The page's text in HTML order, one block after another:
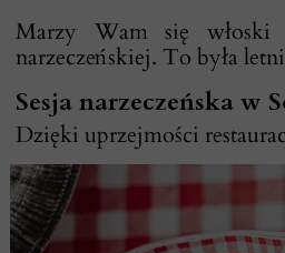
Sesja narzeczeńska w
Dzięki uprzejmości
Marzy Wam się
narzeczeńskiej. To była